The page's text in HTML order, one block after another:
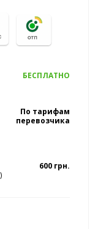
БЕСПЛАТНО
По тарифам
перевозчика
600 грн.